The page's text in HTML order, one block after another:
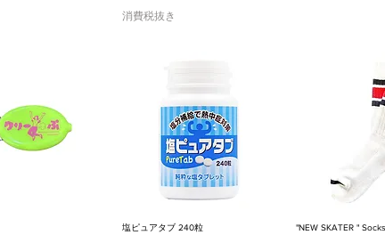
消費税抜き
塩ピュアタブ 240粒 "NEW SKATER " Socks